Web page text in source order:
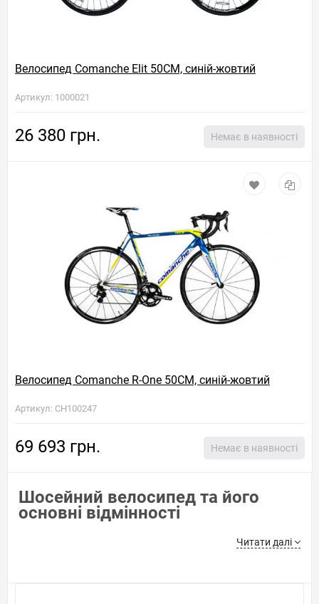
Велосипед Comanche Elit 50CM, синій-жовтий
Артикул: 1000021
26 380 грн. Немає в наявності
Велосипед Comanche R-One 50CM, синій-жовтий
Артикул: CH100247
69 693 грн. Немає в наявності
Шосейний велосипед та його
основні відмінності
Шанувальникам швидкості необхідний відповідний велосипед.
Читати далі